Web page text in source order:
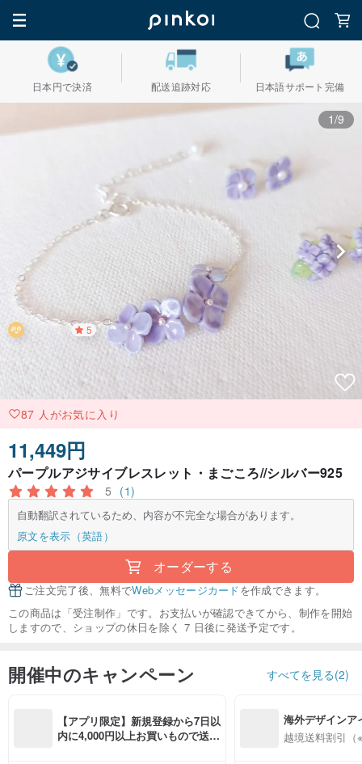
日本円で決済 配送追跡対応 日本語サポート完備
1/9
5
87 人がお気に入り
11,449円
パープルアジサイブレスレット・まごころ//シルバー925
5 (1)
自動翻訳されているため、内容が不完全な場合があります。
原文を表示（英語）
オーダーする
ご注文完了後、無料でWebメッセージカードを作成できます。
この商品は「受注制作」です。お支払いが確認できてから、制作を開始
しますので、ショップの休日を除く 7 日後に発送予定です。
開催中のキャンペーン すべてを見る(2)
【アプリ限定】新規登録から7日以
内に4,000円以上お買いもので送料
海外デザインア
入
越境送料割引（